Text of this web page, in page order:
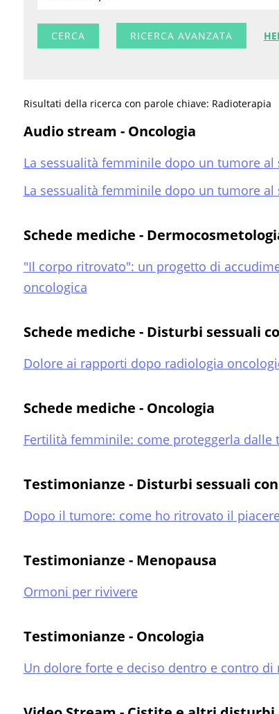
RICERCA AVANZATA
Risultati della ricerca con parole chiave: Radioterapia
Audio stream - Oncologia
La sessualità femminile dopo un tumore al
La sessualità femminile dopo un tumore al
Schede mediche -
"Il corpo ritrovato": un progetto di
oncologica
Schede mediche - Disturbi sessuali
Dolore ai rapporti dopo radiologia
Schede mediche - Oncologia
Fertilità femminile: come proteggerla dalle
Testimonianze - Disturbi sessuali
Dopo il tumore: come ho ritrovato il
Testimonianze - Menopausa
Ormoni per rivivere
Testimonianze - Oncologia
Un dolore forte e deciso dentro e contro di